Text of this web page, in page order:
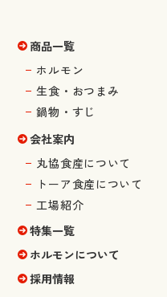
商品一覧
ホルモン
生食・おつまみ
鍋物・すじ
会社案内
丸協食産について
トーア食産について
工場紹介
特集一覧
ホルモンについて
採用情報